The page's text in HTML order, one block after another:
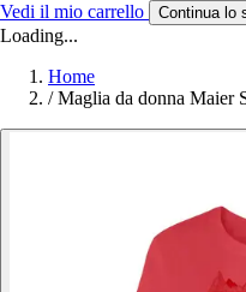
Vedi il mio carrello Continua lo
Loading...
Home
/ Maglia da donna Maier